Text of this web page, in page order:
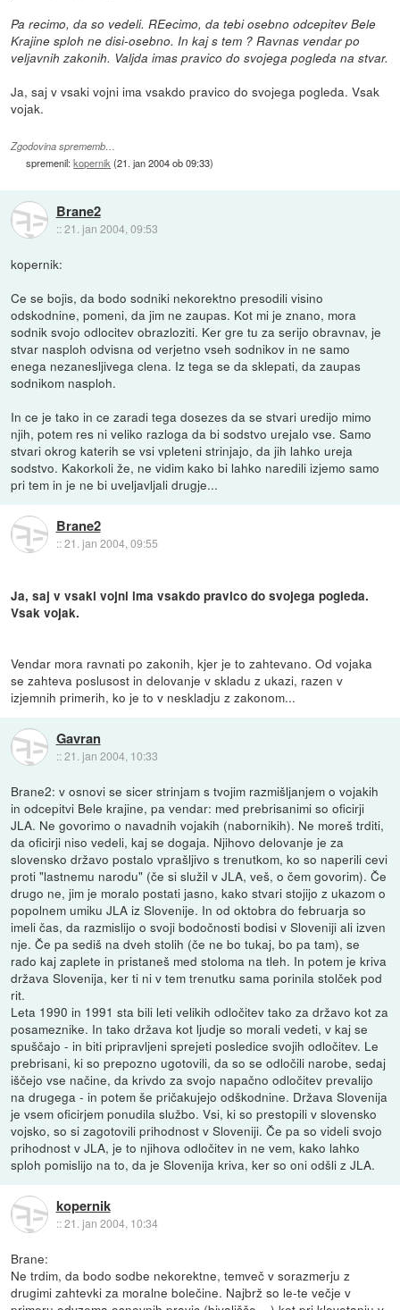
Pa recimo, da so vedeli. REecimo, da tebi osebno odcepitev Bele
Krajine sploh ne disi-osebno. In kaj s tem ? Ravnas vendar po
veljavnih zakonih. Valjda imas pravico do svojega pogleda na stvar.
Ja, saj v vsaki vojni ima vsakdo pravico do svojega pogleda. Vsak
vojak.
Zgodovina sprememb…
spremenil:kopernik (21. jan 2004 ob 09:33)
Brane2
::21. jan 2004, 09:53
kopernik:
Ce se bojis, da bodo sodniki nekorektno presodili visino
odskodnine, pomeni, da jim ne zaupas. Kot mi je znano, mora
sodnik svojo odlocitev obrazloziti. Ker gre tu za serijo obravnav, je
stvar nasploh odvisna od verjetno vseh sodnikov in ne samo
enega nezanesljivega clena. Iz tega se da sklepati, da zaupas
sodnikom nasploh.
In ce je tako in ce zaradi tega dosezes da se stvari uredijo mimo
njih, potem res ni veliko razloga da bi sodstvo urejalo vse. Samo
stvari okrog katerih se vsi vpleteni strinjajo, da jih lahko ureja
sodstvo. Kakorkoli že, ne vidim kako bi lahko naredili izjemo samo
pri tem in je ne bi uveljavljali drugje...
Brane2
::21. jan 2004, 09:55
Ja, saj v vsaki vojni ima vsakdo pravico do svojega pogleda.
Vsak vojak.
Vendar mora ravnati po zakonih, kjer je to zahtevano. Od vojaka
se zahteva poslusost in delovanje v skladu z ukazi, razen v
izjemnih primerih, ko je to v neskladju z zakonom...
Gavran
::21. jan 2004, 10:33
Brane2: v osnovi se sicer strinjam s tvojim razmišljanjem o vojakih
in odcepitvi Bele krajine, pa vendar: med prebrisanimi so oficirji
JLA. Ne govorimo o navadnih vojakih (nabornikih). Ne moreš trditi,
da oficirji niso vedeli, kaj se dogaja. Njihovo delovanje je za
slovensko državo postalo vprašljivo s trenutkom, ko so naperili cevi
proti "lastnemu narodu" (če si služil v JLA, veš, o čem govorim). Če
drugo ne, jim je moralo postati jasno, kako stvari stojijo z ukazom o
popolnem umiku JLA iz Slovenije. In od oktobra do februarja so
imeli čas, da razmislijo o svoji bodočnosti bodisi v Sloveniji ali izven
nje. Če pa sediš na dveh stolih (če ne bo tukaj, bo pa tam), se
rado kaj zaplete in pristaneš med stoloma na tleh. In potem je kriva
država Slovenija, ker ti ni v tem trenutku sama porinila stolček pod
rit.
Leta 1990 in 1991 sta bili leti velikih odločitev tako za državo kot za
posameznike. In tako država kot ljudje so morali vedeti, v kaj se
spuščajo - in biti pripravljeni sprejeti posledice svojih odločitev. Le
prebrisani, ki so prepozno ugotovili, da so se odločili narobe, sedaj
iščejo vse načine, da krivdo za svojo napačno odločitev prevalijo
na drugega - in potem še pričakujejo odškodnine. Država Slovenija
je vsem oficirjem ponudila službo. Vsi, ki so prestopili v slovensko
vojsko, so si zagotovili prihodnost v Sloveniji. Če pa so videli svojo
prihodnost v JLA, je to njihova odločitev in ne vem, kako lahko
sploh pomislijo na to, da je Slovenija kriva, ker so oni odšli z JLA.
kopernik
::21. jan 2004, 10:34
Brane:
Ne trdim, da bodo sodbe nekorektne, temveč v sorazmerju z
drugimi zahtevki za moralne bolečine. Najbrž so le-te večje v